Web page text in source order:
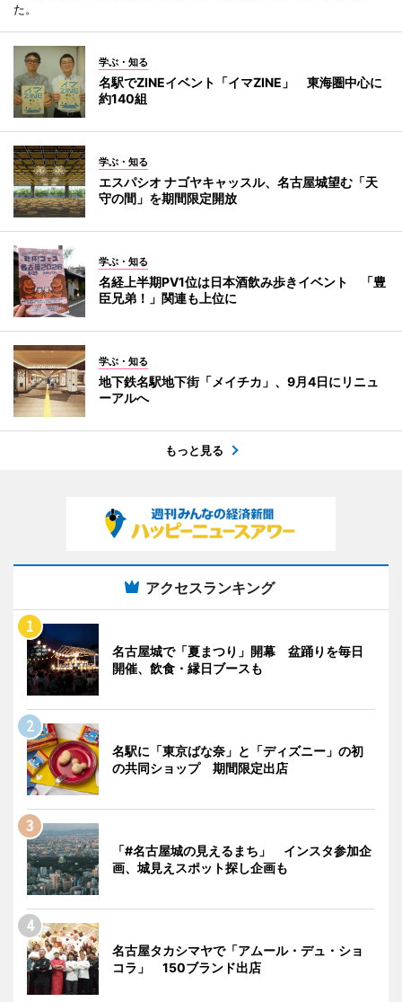
た。
学ぶ・知る
名駅でZINEイベント「イマZINE」 東海圏中心に
約140組
学ぶ・知る
エスパシオ ナゴヤキャッスル、名古屋城望む「天
守の間」を期間限定開放
学ぶ・知る
名経上半期PV1位は日本酒飲み歩きイベント 「豊
臣兄弟！」関連も上位に
学ぶ・知る
地下鉄名駅地下街「メイチカ」、9月4日にリニュ
ーアルへ
もっと見る
アクセスランキング
名古屋城で「夏まつり」開幕 盆踊りを毎日
開催、飲食・縁日ブースも
名駅に「東京ばな奈」と「ディズニー」の初
の共同ショップ 期間限定出店
「#名古屋城の見えるまち」 インスタ参加企
画、城見えスポット探し企画も
名古屋タカシマヤで「アムール・デュ・ショ
コラ」 150ブランド出店